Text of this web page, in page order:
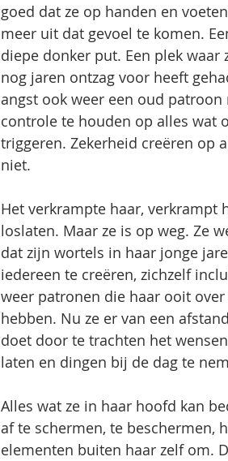
goed dat ze op handen en
meer uit dat gevoel te komen.
diepe donker put. Een plek
nog jaren ontzag voor heeft
angst ook weer een oud
controle te houden op alles wat
triggeren. Zekerheid creëren op
niet.
Het verkrampte haar, verkrampt
loslaten. Maar ze is op weg. Ze
dat zijn wortels in haar jonge
iedereen te creëren, zichzelf
weer patronen die haar ooit
hebben. Nu ze er van een
doet door te trachten het
laten en dingen bij de dag te
Alles wat ze in haar hoofd kan
af te schermen, te beschermen,
elementen buiten haar zelf om.